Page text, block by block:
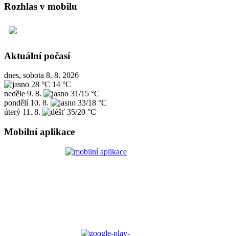
Rozhlas v mobilu
Aktuální počasí
dnes, sobota 8. 8. 2026
28 °C 14 °C
neděle 9. 8.
31/15 °C
pondělí 10. 8.
33/18 °C
úterý 11. 8. 35/20 °C
Mobilní aplikace